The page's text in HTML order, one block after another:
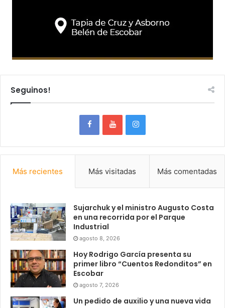
Seguinos!
Más recientes Más visitadas Más comentadas
Sujarchuk y el ministro Augusto Costa
en una recorrida por el Parque
Industrial
agosto 8, 2026
Hoy Rodrigo García presenta su
primer libro “Cuentos Redonditos” en
Escobar
agosto 7, 2026
Un pedido de auxilio y una nueva vida